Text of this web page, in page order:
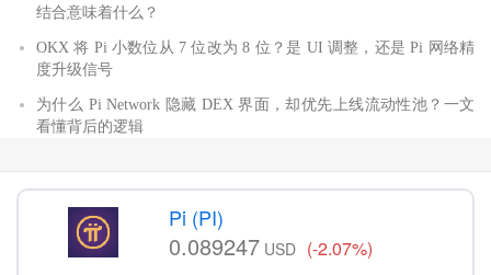
结合意味着什么？
OKX 将 Pi 小数位从 7 位改为 8 位？是 UI 调整，还是 Pi 网络精
度升级信号
为什么 Pi Network 隐藏 DEX 界面，却优先上线流动性池？一文
看懂背后的逻辑
Pi (PI)
0.089247 USD (-2.07%)